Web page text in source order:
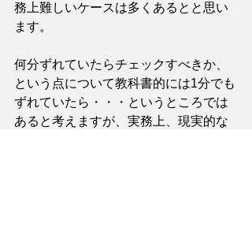
務上難しいケースは多くあるとと思い
ます。
何分ずれていたらチェックすべきか、
という点について教科書的には1分でも
ずれていたら・・・というところでは
あると考えますが、実務上、現実的な